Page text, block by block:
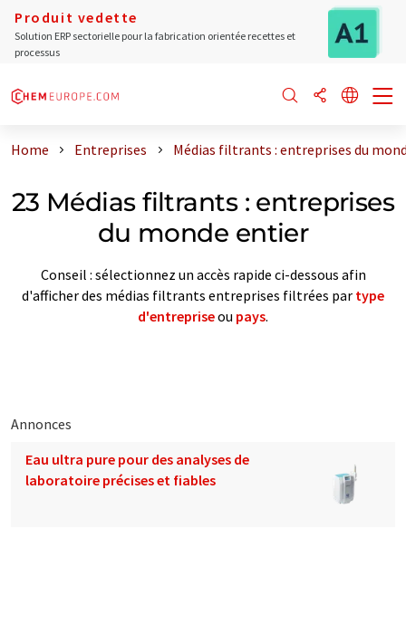
Produit vedette
Solution ERP sectorielle pour la fabrication orientée recettes et
processus
Home Entreprises Médias filtrants : entreprises du
23 Médias filtrants : entreprises
du monde entier
Conseil : sélectionnez un accès rapide ci-dessous afin
d'afficher des médias filtrants entreprises filtrées par type
d'entrepriseou pays.
Annonces
Eau ultra pure pour des analyses de
laboratoire précises et fiables